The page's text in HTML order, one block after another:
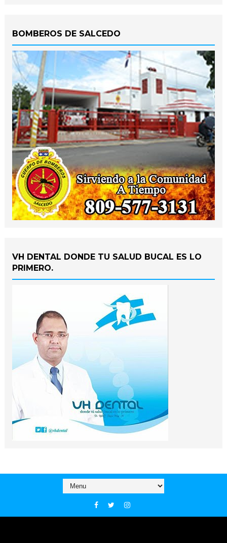
BOMBEROS DE SALCEDO
VH DENTAL DONDE TU SALUD BUCAL ES LO
PRIMERO.